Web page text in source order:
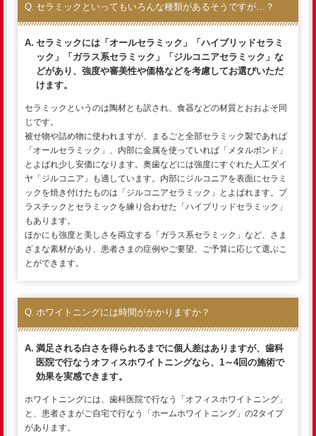
セラミックといってもいろんな種類があるそうですが…？
セラミックには「オールセラミック」「ハイブリッドセラミ
ック」「ガラス系セラミック」「ジルコニアセラミック」な
どがあり、強度や審美性や価格などを考慮してお選びいただ
けます。
セラミックというのは陶材とも訳され、食器などの材質とおおよそ同
じです。
被せ物や詰め物に使われますが、まるごと全部セラミック製であれば
「オールセラミック」、内部に金属を使っていれば「メタルボンド」
とよばれ少し安価になります。奥歯などには強度にすぐれた人工ダイ
ヤ「ジルコニア」も適しています。内部にジルコニアを表面にセラミ
ックを焼き付けたものは「ジルコニアセラミック」とよばれます。プ
ラスチックとセラミックを練り合わせた「ハイブリッドセラミック」
もあります。
ほかにも強度と美しさを両立する「ガラス系セラミック」など、さま
ざまな素材があり、患者さまの症例やご要望、ご予算に応じて選ぶこ
とができます。
ホワイトニングには時間がかかりますか？
満足される白さを得られるまでに個人差はありますが、歯科
医院で行なうオフィスホワイトニングなら、1～4回の施術で
効果を実感できます。
ホワイトニングには、歯科医院で行なう「オフィスホワイトニング」
と、患者さまがご自宅で行なう「ホームホワイトニング」の2タイプ
があります。